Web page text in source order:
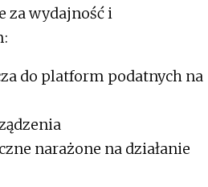
za wydajność i
do platform podatnych na
narażone na działanie